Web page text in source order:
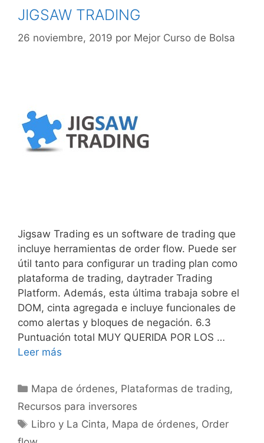
JIGSAW TRADING
26 noviembre, 2019 por Mejor Curso de Bolsa
Jigsaw Trading es un software de trading que
incluye herramientas de order flow. Puede ser
útil tanto para configurar un trading plan como
plataforma de trading, daytrader Trading
Platform. Además, esta última trabaja sobre el
DOM, cinta agregada e incluye funcionales de
como alertas y bloques de negación. 6.3
Puntuación total MUY QUERIDA POR LOS …
Leer más
Categorías
Mapa de órdenes, Plataformas de trading,
Recursos para inversores
Etiquetas
Libro y La Cinta, Mapa de órdenes, Order